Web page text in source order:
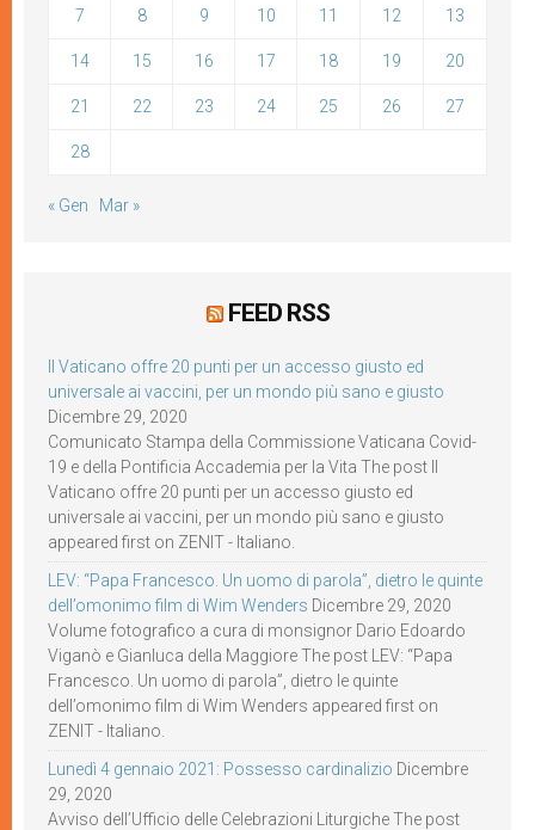
7 8 9 10 11 12 13
14 15 16 17 18 19 20
21 22 23 24 25 26 27
28
« Gen Mar »
FEED RSS
Il Vaticano offre 20 punti per un accesso giusto ed
universale ai vaccini, per un mondo più sano e giusto
Dicembre 29, 2020
Comunicato Stampa della Commissione Vaticana Covid-
19 e della Pontificia Accademia per la Vita The post Il
Vaticano offre 20 punti per un accesso giusto ed
universale ai vaccini, per un mondo più sano e giusto
appeared first on ZENIT - Italiano.
LEV: “Papa Francesco. Un uomo di parola”, dietro le quinte
dell’omonimo film di Wim Wenders Dicembre 29, 2020
Volume fotografico a cura di monsignor Dario Edoardo
Viganò e Gianluca della Maggiore The post LEV: “Papa
Francesco. Un uomo di parola”, dietro le quinte
dell’omonimo film di Wim Wenders appeared first on
ZENIT - Italiano.
Lunedì 4 gennaio 2021: Possesso cardinalizio Dicembre
29, 2020
Avviso dell’Ufficio delle Celebrazioni Liturgiche The post